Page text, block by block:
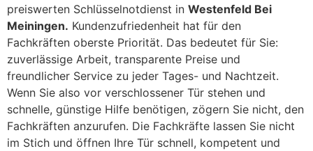
preiswerten Schlüsselnotdienst in Westenfeld Bei
Meiningen. Kundenzufriedenheit hat für den
Fachkräften oberste Priorität. Das bedeutet für Sie:
zuverlässige Arbeit, transparente Preise und
freundlicher Service zu jeder Tages- und Nachtzeit.
Wenn Sie also vor verschlossener Tür stehen und
schnelle, günstige Hilfe benötigen, zögern Sie nicht, den
Fachkräften anzurufen. Die Fachkräfte lassen Sie nicht
im Stich und öffnen Ihre Tür schnell, kompetent und